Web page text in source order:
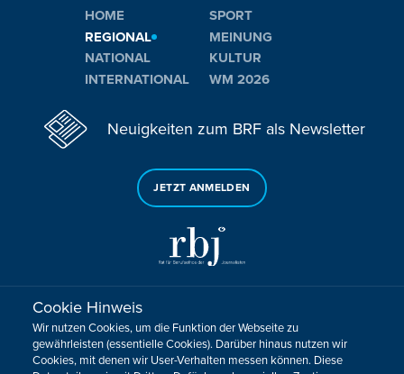
HOME
REGIONAL
NATIONAL
INTERNATIONAL
SPORT
MEINUNG
KULTUR
WM 2026
Neuigkeiten zum BRF als Newsletter
JETZT ANMELDEN
Sie haben noch Fragen oder Anmerkungen?
KONTAKTIEREN SIE UNS!
Cookie Hinweis
Wir nutzen Cookies, um die Funktion der Webseite zu
gewährleisten (essentielle Cookies). Darüber hinaus nutzen wir
Cookies, mit denen wir User-Verhalten messen können. Diese